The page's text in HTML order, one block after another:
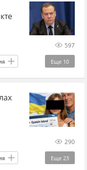
Украины
597
Еще 10
290
Еще 23